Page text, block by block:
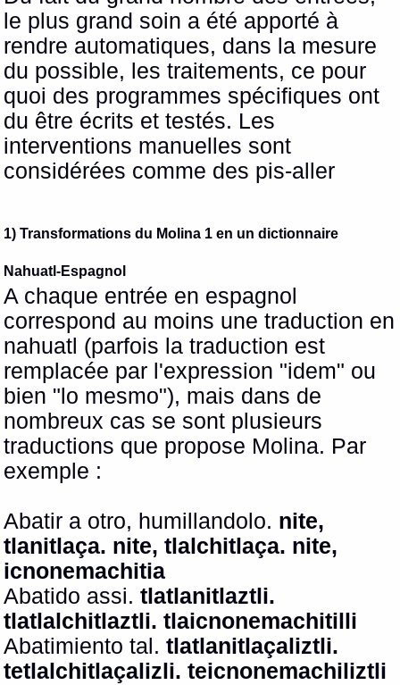
le plus grand soin a été apporté à
rendre automatiques, dans la mesure
du possible, les traitements, ce pour
quoi des programmes spécifiques ont
du être écrits et testés. Les
interventions manuelles sont
considérées comme des pis-aller
1) Transformations du Molina 1 en un dictionnaire
Nahuatl-Espagnol
A chaque entrée en espagnol
correspond au moins une traduction en
nahuatl (parfois la traduction est
remplacée par l'expression "idem" ou
bien "lo mesmo"), mais dans de
nombreux cas se sont plusieurs
traductions que propose Molina. Par
exemple :
Abatir a otro, humillandolo. nite,
tlanitlaça. nite, tlalchitlaça. nite,
icnonemachitia
Abatido assi.tlatlanitlaztli.
tlatlalchitlaztli. tlaicnonemachitilli
Abatimiento tal.tlatlanitlaçaliztli.
tetlalchitlaçalizli. teicnonemachiliztli